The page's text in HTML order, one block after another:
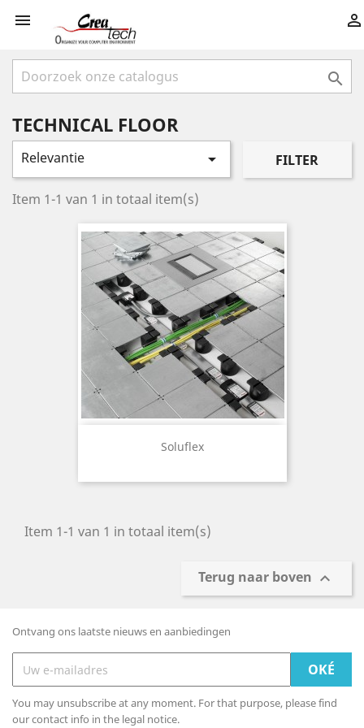
 

TECHNICAL FLOOR
Relevantie  FILTER
Item 1-1 van 1 in totaal item(s)
Soluflex
Item 1-1 van 1 in totaal item(s)
Terug naar boven 
Ontvang ons laatste nieuws en aanbiedingen
You may unsubscribe at any moment. For that purpose, please find
our contact info in the legal notice.